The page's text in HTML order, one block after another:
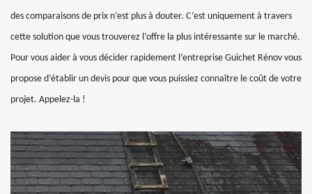
des comparaisons de prix n’est plus à douter. C’est uniquement à travers
cette solution que vous trouverez l’offre la plus intéressante sur le marché.
Pour vous aider à vous décider rapidement l’entreprise Guichet Rénov vous
propose d’établir un devis pour que vous puissiez connaître le coût de votre
projet. Appelez-la !